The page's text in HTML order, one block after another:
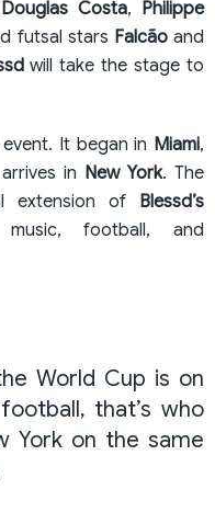
Douglas Costa, Philippe
futsal stars Falcãoand
will take the stage to
It began in Miami,
in New York. The
extension of Blessd’s
football, and
World Cup is on
that’s who
York on the same